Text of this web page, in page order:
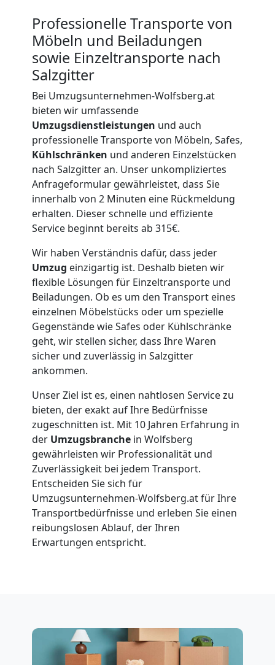
Professionelle Transporte von
Möbeln und Beiladungen
sowie Einzeltransporte nach
Salzgitter
Bei Umzugsunternehmen-Wolfsberg.at
bieten wir umfassende
Umzugsdienstleistungen und auch
professionelle Transporte von Möbeln, Safes,
Kühlschränken und anderen Einzelstücken
nach Salzgitter an. Unser unkompliziertes
Anfrageformular gewährleistet, dass Sie
innerhalb von 2 Minuten eine Rückmeldung
erhalten. Dieser schnelle und effiziente
Service beginnt bereits ab 315€.
Wir haben Verständnis dafür, dass jeder
Umzug einzigartig ist. Deshalb bieten wir
flexible Lösungen für Einzeltransporte und
Beiladungen. Ob es um den Transport eines
einzelnen Möbelstücks oder um spezielle
Gegenstände wie Safes oder Kühlschränke
geht, wir stellen sicher, dass Ihre Waren
sicher und zuverlässig in Salzgitter
ankommen.
Unser Ziel ist es, einen nahtlosen Service zu
bieten, der exakt auf Ihre Bedürfnisse
zugeschnitten ist. Mit 10 Jahren Erfahrung in
der Umzugsbranche in Wolfsberg
gewährleisten wir Professionalität und
Zuverlässigkeit bei jedem Transport.
Entscheiden Sie sich für
Umzugsunternehmen-Wolfsberg.at für Ihre
Transportbedürfnisse und erleben Sie einen
reibungslosen Ablauf, der Ihren
Erwartungen entspricht.
Küchenumzug
Wolfsberg
Umzug
und
Lagerung
Wolfsberg
Full-
Service-
Umzug
Wolfsberg
Qualitäts-
Umzüge
Wolfsberg
Vereinsumzug
Wolfsberg
National